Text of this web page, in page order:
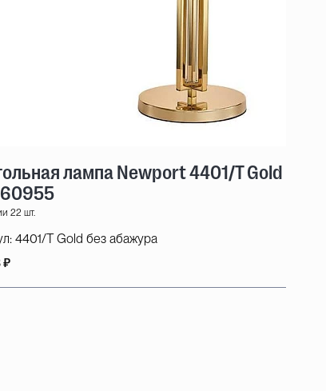
лампа Newport 4401/T Gold без
22 шт.
4401/T Gold без абажура
₽